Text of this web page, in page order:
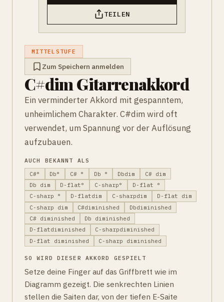
TEILEN
MITTELSTUFE
Zum Speichern anmelden
C#dim Gitarrenakkord
Ein verminderter Akkord mit gespanntem,
unheimlichem Charakter. C#dim wird oft
verwendet, um Spannung vor der Auflösung
aufzubauen.
AUCH BEKANNT ALS
C#°
Db° C# ° Db ° Dbdim
C# dim
Db dim
D-flat° C-sharp°
D-flat °
C-sharp °
D-flatdim C-sharpdim
D-flat dim
C-sharp dim
C#diminished
Dbdiminished
C# diminished
Db diminished
D-flatdiminished
C-sharpdiminished
D-flat diminished
C-sharp diminished
SO WIRD DIESER AKKORD GESPIELT
Setze deine Finger auf das Griffbrett wie im
Diagramm gezeigt. Die senkrechten Linien
stellen die Saiten dar, von der tiefen E-Saite